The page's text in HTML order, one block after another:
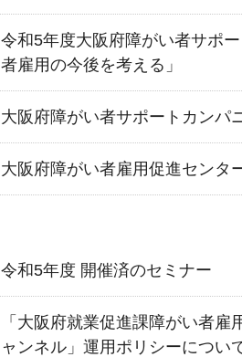
令和5年度大阪府障がい者サポ
者雇用の今後を考える」
大阪府障がい者サポートカンパ
大阪府障がい者雇用促進センタ
令和5年度 開催済のセミナー
「大阪府就業促進課障がい者
ャンネル」運用ポリシーについ